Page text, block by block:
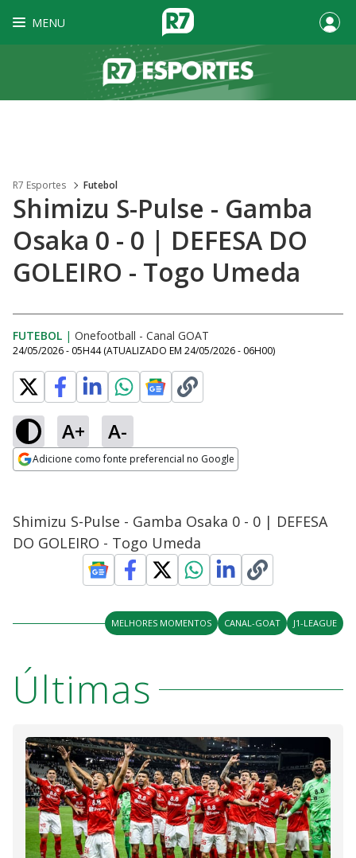
MENU
R7 Esportes Futebol
Shimizu S-Pulse - Gamba
Osaka 0 - 0 | DEFESA DO
GOLEIRO - Togo Umeda
FUTEBOL | Onefootball - Canal GOAT
24/05/2026 - 05H44 (ATUALIZADO EM 24/05/2026 - 06H00)
A+ A-
Adicione como fonte preferencial no Google
Shimizu S-Pulse - Gamba Osaka 0 - 0 | DEFESA
DO GOLEIRO - Togo Umeda
MELHORES MOMENTOS CANAL-GOAT J1-LEAGUE
Últimas